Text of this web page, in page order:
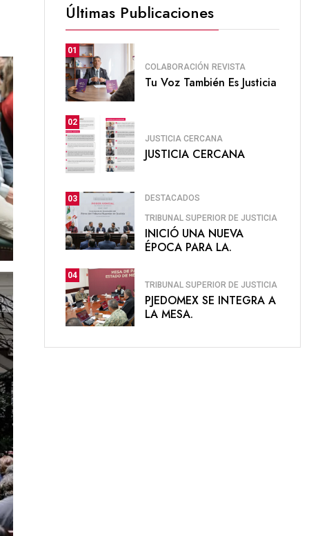
Últimas Publicaciones
01
COLABORACIÓN REVISTA
Tu Voz También Es Justicia
02
JUSTICIA CERCANA
JUSTICIA CERCANA
03 DESTACADOS
TRIBUNAL SUPERIOR DE JUSTICIA
INICIÓ UNA NUEVA
ÉPOCA PARA LA.
04
TRIBUNAL SUPERIOR DE JUSTICIA
PJEDOMEX SE INTEGRA A
LA MESA.